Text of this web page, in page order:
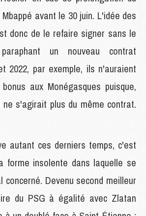
avant le 30 juin. L'idée des
donc de le refaire signer sans le
un nouveau contrat
2022, par exemple, ils n'auraient
aux Monégasques puisque,
ne s'agirait plus du même contrat.
autant ces derniers temps, c'est
forme insolente dans laquelle se
concerné. Devenu second meilleur
du PSG à égalité avec Zlatan